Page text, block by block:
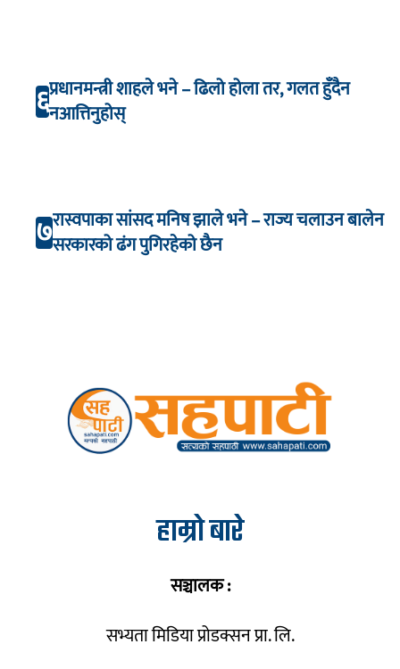
६प्रधानमन्त्री शाहले भने – ढिलो होला तर, गलत हुँदैन
नआत्तिनुहोस्
७रास्वपाका सांसद मनिष झाले भने – राज्य चलाउन बालेन
सरकारको ढंग पुगिरहेको छैन
हाम्रो बारे
सञ्चालक :
सभ्यता मिडिया प्रोडक्सन प्रा. लि.